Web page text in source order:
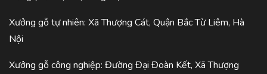
Xưởng gỗ tự nhiên: Xã Thượng Cát, Quận Bắc Từ Liêm, Hà
Nội
Xưởng gỗ công nghiệp: Đường Đại Đoàn Kết, Xã Thượng